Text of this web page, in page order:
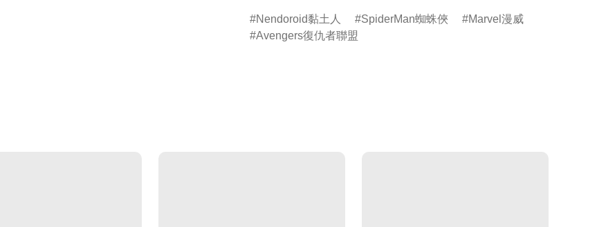
Nendoroid黏土人 SpiderMan蜘蛛俠
Marvel漫威
Avengers復仇者聯盟